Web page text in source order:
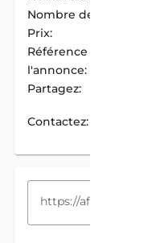
Nombre de cuisines:
Prix:
Référence de
l'annonce:
Partagez:
Contactez: